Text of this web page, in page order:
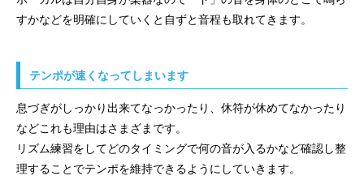
すかなどを明確にしていくと自ずと音程も取れてきます。
テンポが速くなってしまいます
息づぎがしっかり出来てなっかったり、休符が休めてなかったり
などこれも理由はさまざまです。
リズム練習をしてどのタイミングで何の音が入るかなど確認し整
理することでテンポを維持できるようにしていきます。